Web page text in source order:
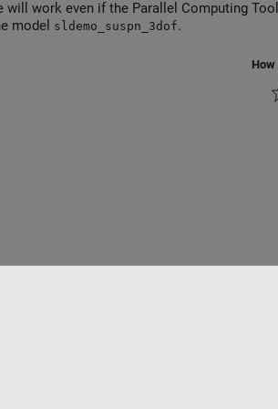
will work even if the Parallel Computing
model
sldemo_suspn_3dof.